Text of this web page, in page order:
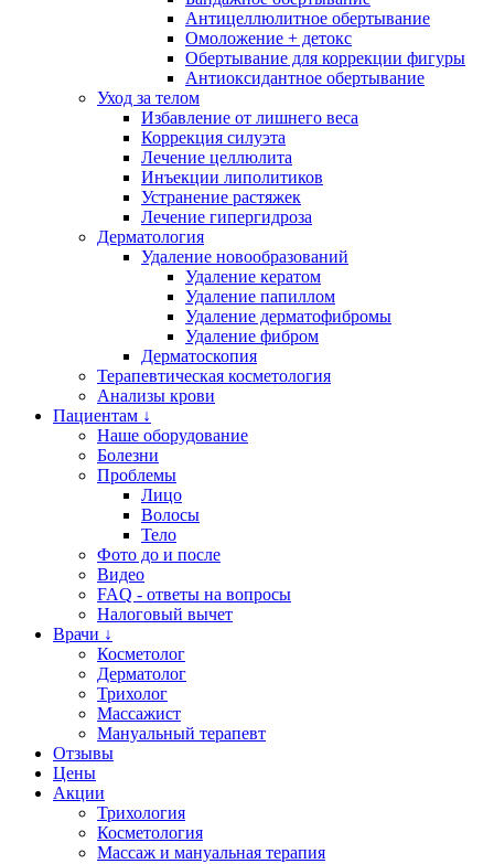
Антицеллюлитное обертывание
Омоложение + детокс
Обертывание для коррекции фигуры
Антиоксидантное обертывание
Уход за телом
Избавление от лишнего веса
Коррекция силуэта
Лечение целлюлита
Инъекции липолитиков
Устранение растяжек
Лечение гипергидроза
Дерматология
Удаление новообразований
Удаление кератом
Удаление папиллом
Удаление дерматофибромы
Удаление фибром
Дерматоскопия
Терапевтическая косметология
Анализы крови
Пациентам ↓
Наше оборудование
Болезни
Проблемы
Лицо
Волосы
Тело
Фото до и после
Видео
FAQ - ответы на вопросы
Налоговый вычет
Врачи ↓
Косметолог
Дерматолог
Трихолог
Массажист
Мануальный терапевт
Отзывы
Цены
Акции
Трихология
Косметология
Массаж и мануальная терапия